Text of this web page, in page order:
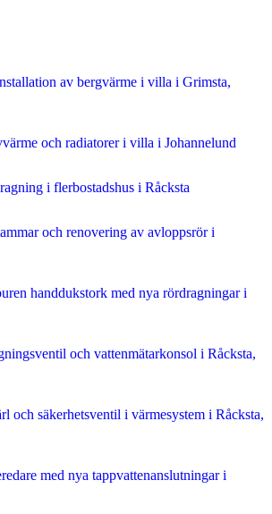
av bergvärme i villa i Grimsta,
och radiatorer i villa i Johannelund
i flerbostadshus i Råcksta
och renovering av avloppsrör i
handdukstork med nya rördragningar i
och vattenmätarkonsol i Råcksta,
och säkerhetsventil i värmesystem i Råcksta,
med nya tappvattenanslutningar i